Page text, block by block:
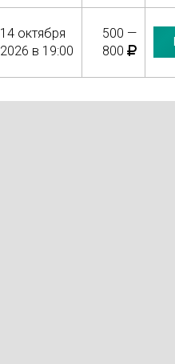
14 октября
2026 в 19:00
500 —
800